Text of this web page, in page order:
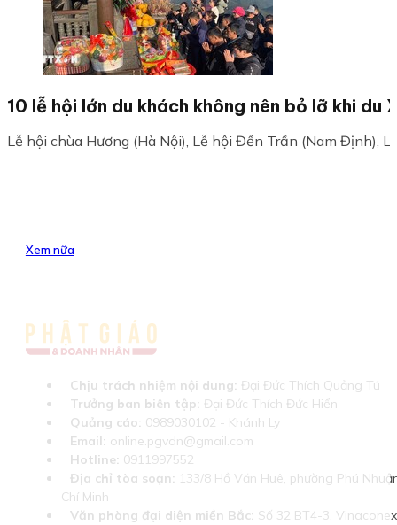
10 lễ hội lớn du khách không nên bỏ lỡ khi du
Lễ hội chùa Hương (Hà Nội), Lễ hội Đền Trần (Nam Định),
Xem nữa
Chịu trách nhiệm nội dung: Đại Đức Thích Quảng Tú
Trưởng ban biên tập: Đại Đức Thích Đức Hiển
Quảng cáo: 0989030102 - Khánh Ly
Email: online.pgvdn@gmail.com
Hotline: 0911997552
Địa chỉ tòa soạn: 133/8 Hồ Văn Huê, phường Phú
Chí Minh
Văn phòng đại diện miền Bắc: Số 32 BT4-3,